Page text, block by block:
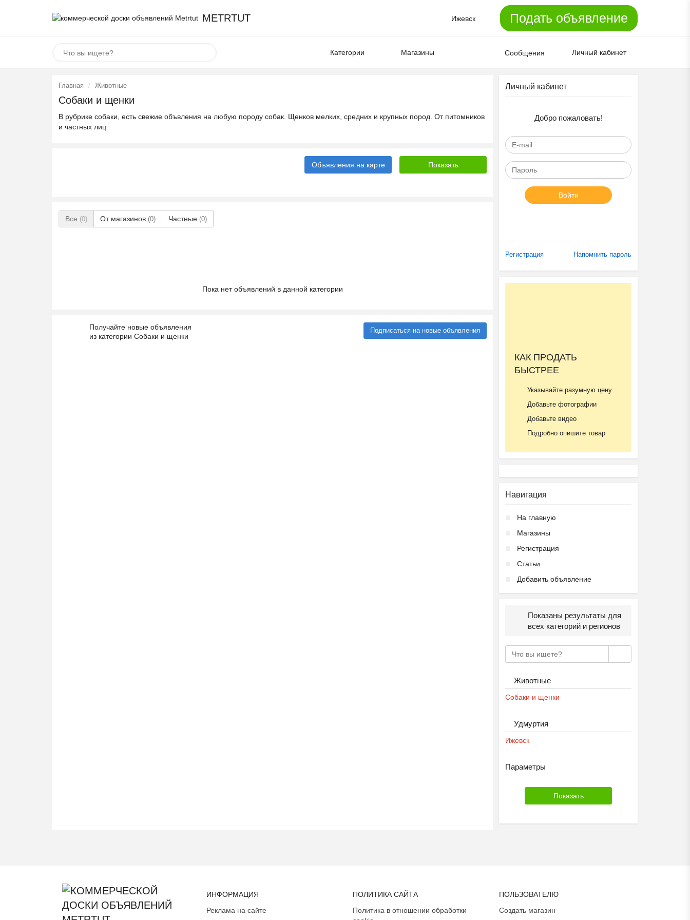
METRTUT Ижевск Подать объявление
Категории Магазины Сообщения Личный кабинет
Главная Животные
Собаки и щенки
В рубрике собаки, есть свежие объвления на любую породу собак. Щенков мелких, средних и крупных пород. От питомников
и частных лиц
Объявления на карте
Все (0) От магазинов (0) Частные (0)
Пока нет объявлений в данной категории
Получайте новые объявления
из категории Собаки и щенки
Подписаться на новые объявления
Личный кабинет
Добро пожаловать!
Войти
Регистрация Напомнить пароль
КАК ПРОДАТЬ
БЫСТРЕЕ
Указывайте разумную цену
Добавьте фотографии
Добавьте видео
Подробно опишите товар
Навигация
На главную
Магазины
Регистрация
Статьи
Добавить объявление
Показаны результаты для
всех категорий и регионов
Животные
Собаки и щенки
Удмуртия
Ижевск
Параметры
ИНФОРМАЦИЯ
Реклама на сайте
ПОЛИТИКА САЙТА
Политика в отношении обработки
ПОЛЬЗОВАТЕЛЮ
Создать магазин